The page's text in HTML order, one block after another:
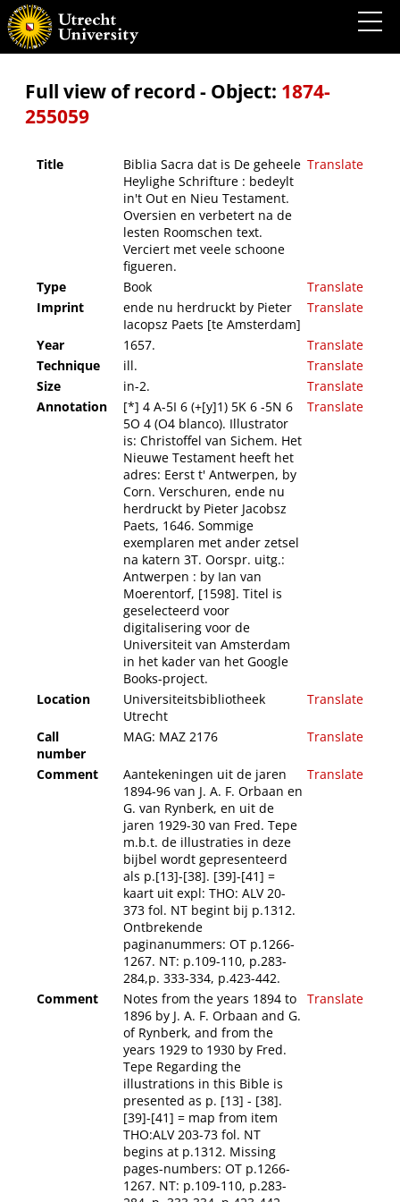
Biblia Sacra dat is De geheele Heylighe Schrifture : bedeylt in't Out en Nieu Testament.
Oversien en verbetert na de lesten Roomschen text. Verciert met veele schoone
figueren.
Full view of record - Object: 1874-
255059
Title
Biblia Sacra dat is De geheele
Heylighe Schrifture : bedeylt
in't Out en Nieu Testament.
Oversien en verbetert na de
lesten Roomschen text.
Verciert met veele schoone
figueren.
Translate
Type Book
Translate
Imprint
ende nu herdruckt by Pieter
Iacopsz Paets [te Amsterdam]
Translate
Year 1657.
Translate
Technique
ill.
Translate
Size
in-2.
Translate
Annotation
[*] 4 A-5I 6 (+[y]1) 5K 6 -5N 6
5O 4 (O4 blanco). Illustrator
is: Christoffel van Sichem. Het
Nieuwe Testament heeft het
adres: Eerst t' Antwerpen, by
Corn. Verschuren, ende nu
herdruckt by Pieter Jacobsz
Paets, 1646. Sommige
exemplaren met ander zetsel
na katern 3T. Oorspr. uitg.:
Antwerpen : by Ian van
Moerentorf, [1598]. Titel is
geselecteerd voor
digitalisering voor de
Universiteit van Amsterdam
in het kader van het Google
Books-project.
Translate
Location
Universiteitsbibliotheek
Utrecht
Translate
Call
number
MAG: MAZ 2176 Translate
Comment
Aantekeningen uit de jaren
1894-96 van J. A. F. Orbaan en
G. van Rynberk, en uit de
jaren 1929-30 van Fred. Tepe
m.b.t. de illustraties in deze
bijbel wordt gepresenteerd
als p.[13]-[38]. [39]-[41] =
kaart uit expl: THO: ALV 20-
373 fol. NT begint bij p.1312.
Ontbrekende
paginanummers: OT p.1266-
1267. NT: p.109-110, p.283-
284,p. 333-334, p.423-442.
Translate
Comment
Notes from the years 1894 to
1896 by J. A. F. Orbaan and G.
of Rynberk, and from the
years 1929 to 1930 by Fred.
Tepe Regarding the
illustrations in this Bible is
presented as p. [13] - [38].
[39]-[41] = map from item
THO:ALV 203-73 fol. NT
begins at p.1312. Missing
pages-numbers: OT p.1266-
1267. NT: p.109-110, p.283-
Translate